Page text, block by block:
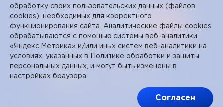
обработку своих пользовательских данных (файлов
cookies), необходимых для корректного
функционирования сайта. Аналитические файлы cookies
обрабатываются с помощью системы веб-аналитики
«Яндекс.Метрика» и/или иных систем веб-аналитики на
условиях, указанных в Политике обработки и защиты
персональных данных, и могут быть изменены в
настройках браузера
Согласен